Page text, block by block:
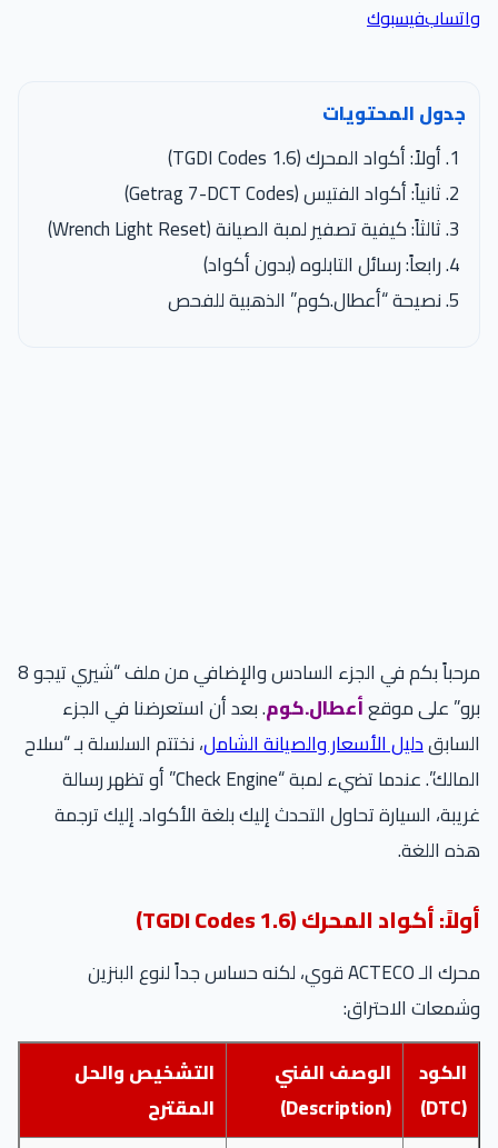
واتسابفيسبوك
جدول المحتويات
أولاً: أكواد المحرك (1.6 TGDI Codes)
ثانياً: أكواد الفتيس (Getrag 7-DCT Codes)
ثالثاً: كيفية تصفير لمبة الصيانة (Wrench Light Reset)
رابعاً: رسائل التابلوه (بدون أكواد)
نصيحة “أعطال.كوم” الذهبية للفحص
مرحباً بكم في الجزء السادس والإضافي من ملف “شيري تيجو 8
برو” على موقعأعطال.كوم. بعد أن استعرضنا في الجزء
السابقدليل الأسعار والصيانة الشامل، نختتم السلسلة بـ “سلاح
المالك”. عندما تضيء لمبة “Check Engine” أو تظهر رسالة
غريبة، السيارة تحاول التحدث إليك بلغة الأكواد. إليك ترجمة
هذه اللغة.
أولاً: أكواد المحرك (1.6 TGDI Codes)
محرك الـ ACTECO قوي، لكنه حساس جداً لنوع البنزين
وشمعات الاحتراق:
الكود
(DTC)
الوصف الفني
(Description)
التشخيص والحل
المقترح